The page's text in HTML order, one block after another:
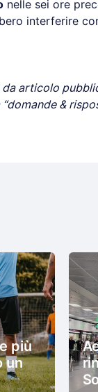
nelle sei ore
interferire
articolo
&
più
un